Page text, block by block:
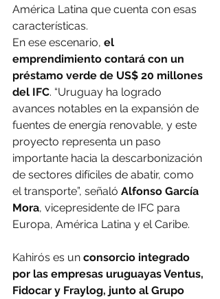
América Latina que cuenta con esas
características.
En ese escenario, el
emprendimiento contará con un
préstamo verde de US$ 20 millones
del IFC. “Uruguay ha logrado
avances notables en la expansión de
fuentes de energía renovable, y este
proyecto representa un paso
importante hacia la descarbonización
de sectores difíciles de abatir, como
el transporte”, señaló Alfonso García
Mora, vicepresidente de IFC para
Europa, América Latina y el Caribe.
Kahirós es un consorcio integrado
por las empresas uruguayas Ventus,
Fidocar y Fraylog, junto al Grupo